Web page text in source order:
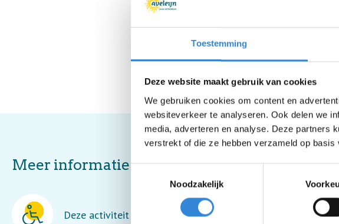
Toestemming
Deze website maakt gebruik van cookies
We gebruiken cookies om content en
websiteverkeer te analyseren. Ook delen we
media, adverteren en analyse. Deze partners
verstrekt of die ze hebben verzameld op
Noodzakelijk
Meer informatie
Deze activiteit is rolstoel toegankelijk.